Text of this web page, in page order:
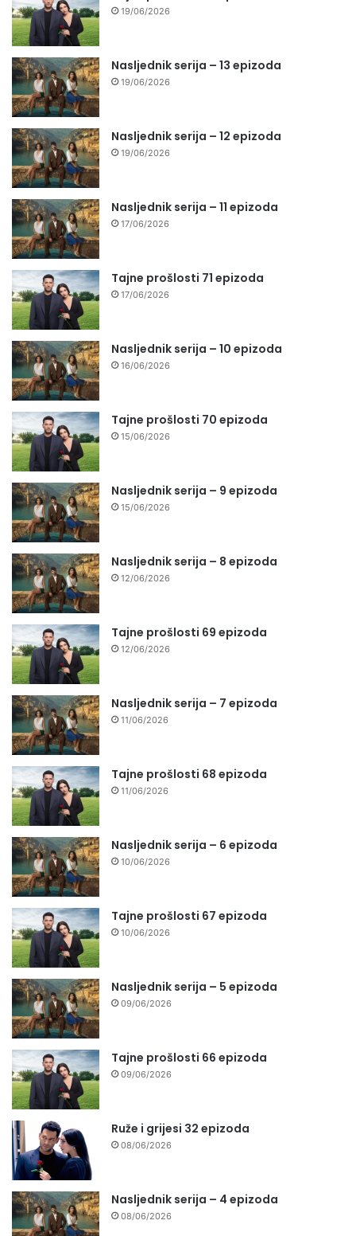
19/06/2026
Nasljednik serija – 13 epizoda
19/06/2026
Nasljednik serija – 12 epizoda
19/06/2026
Nasljednik serija – 11 epizoda
17/06/2026
Tajne prošlosti 71 epizoda
17/06/2026
Nasljednik serija – 10 epizoda
16/06/2026
Tajne prošlosti 70 epizoda
15/06/2026
Nasljednik serija – 9 epizoda
15/06/2026
Nasljednik serija – 8 epizoda
12/06/2026
Tajne prošlosti 69 epizoda
12/06/2026
Nasljednik serija – 7 epizoda
11/06/2026
Tajne prošlosti 68 epizoda
11/06/2026
Nasljednik serija – 6 epizoda
10/06/2026
Tajne prošlosti 67 epizoda
10/06/2026
Nasljednik serija – 5 epizoda
09/06/2026
Tajne prošlosti 66 epizoda
09/06/2026
Ruže i grijesi 32 epizoda
08/06/2026
Nasljednik serija – 4 epizoda
08/06/2026